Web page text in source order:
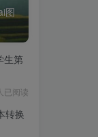
图
生第
已阅读
转换